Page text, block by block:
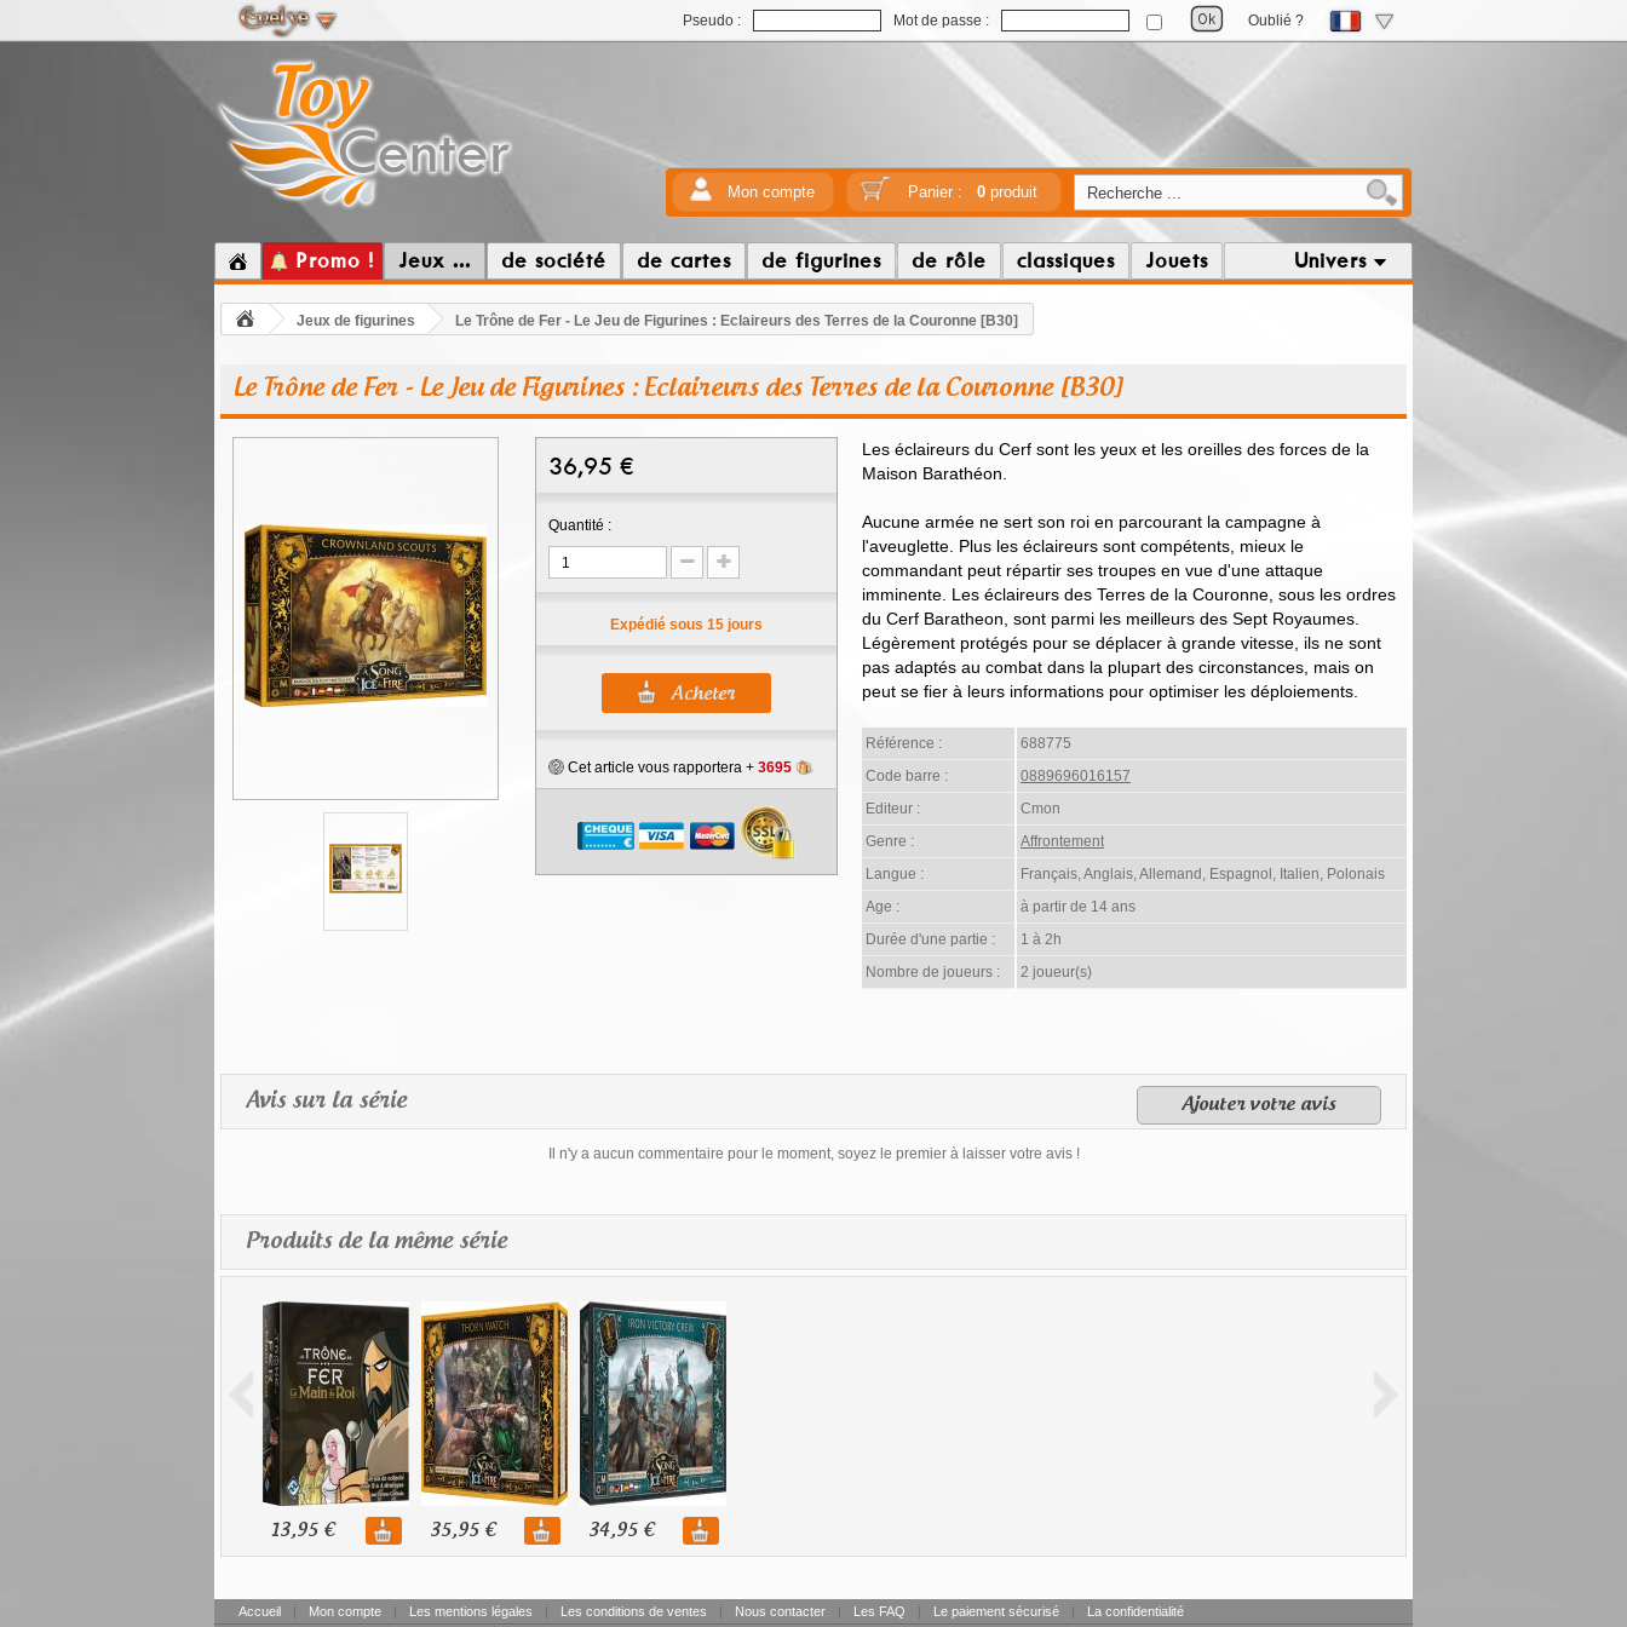
Pseudo : Mot de passe : Oublié ?
Mon compte Panier : 0produit
Promo ! Jeux ... de société de cartes de figurines de rôle classiques Jouets Univers
Jeux de figurines Le Trône de Fer - Le Jeu de Figurines : Eclaireurs des Terres de la Couronne [B30]
Le Trône de Fer - Le Jeu de Figurines : Eclaireurs des Terres de la Couronne [B30]
36,95 €
Quantité :
Expédié sous 15 jours
Cet article vous rapportera + 3695
Les éclaireurs du Cerf sont les yeux et les oreilles des forces de la
Maison Barathéon.
Aucune armée ne sert son roi en parcourant la campagne à
l'aveuglette. Plus les éclaireurs sont compétents, mieux le
commandant peut répartir ses troupes en vue d'une attaque
imminente. Les éclaireurs des Terres de la Couronne, sous les ordres
du Cerf Baratheon, sont parmi les meilleurs des Sept Royaumes.
Légèrement protégés pour se déplacer à grande vitesse, ils ne sont
pas adaptés au combat dans la plupart des circonstances, mais on
peut se fier à leurs informations pour optimiser les déploiements.
Référence :
688775
Code barre :
0889696016157
Editeur :
Cmon
Genre :
Affrontement
Langue :
Français, Anglais, Allemand, Espagnol, Italien, Polonais
Age :
à partir de 14 ans
Durée d'une partie :
1 à 2h
Nombre de joueurs :
2 joueur(s)
Avis sur la série Ajouter votre avis
Il n'y a aucun commentaire pour le moment, soyez le premier à laisser votre avis !
Produits de la même série
13,95 € 35,95 € 34,95 €
Accueil | Mon compte | Les mentions légales | Les conditions de ventes | Nous contacter | Les FAQ | Le paiement sécurisé | La confidentialité